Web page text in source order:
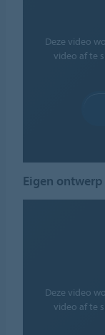
Deze video
video af te
Eigen
Deze video
video af te